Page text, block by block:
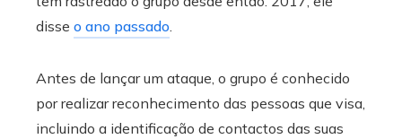
disse o ano passado.
Antes de lançar um ataque, o grupo é conhecido
por realizar reconhecimento das pessoas que visa,
incluindo a identificação de contactos das suas